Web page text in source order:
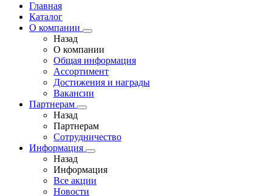
Главная
Каталог
О компании
Назад
О компании
Общая информация
Ассортимент
Достижения и награды
Вакансии
Партнерам
Назад
Партнерам
Сотрудничество
Информация
Назад
Информация
Все акции
Новости